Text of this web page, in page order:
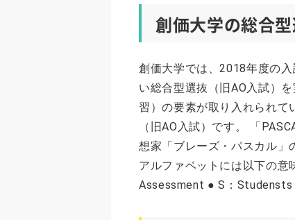
創価大学の総合
創価大学では、2018年度の
い総合型選抜（旧AO入試）
習）の要素が取り入れられて
（旧AO入試）です。 「
想家「ブレーズ・パスカル」
アルファベットには以下の
Assessment ● S：